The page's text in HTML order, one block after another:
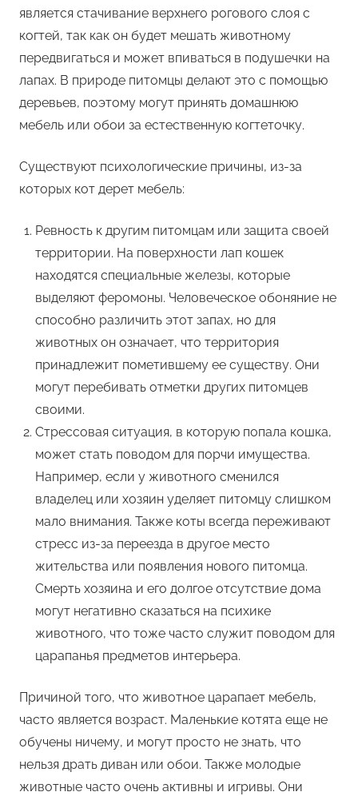
является стачивание верхнего рогового слоя с
когтей, так как он будет мешать животному
передвигаться и может впиваться в подушечки на
лапах. В природе питомцы делают это с помощью
деревьев, поэтому могут принять домашнюю
мебель или обои за естественную когтеточку.
Существуют психологические причины, из-за
которых кот дерет мебель:
Ревность к другим питомцам или защита своей
территории. На поверхности лап кошек
находятся специальные железы, которые
выделяют феромоны. Человеческое обоняние не
способно различить этот запах, но для
животных он означает, что территория
принадлежит пометившему ее существу. Они
могут перебивать отметки других питомцев
своими.
Стрессовая ситуация, в которую попала кошка,
может стать поводом для порчи имущества.
Например, если у животного сменился
владелец или хозяин уделяет питомцу слишком
мало внимания. Также коты всегда переживают
стресс из-за переезда в другое место
жительства или появления нового питомца.
Смерть хозяина и его долгое отсутствие дома
могут негативно сказаться на психике
животного, что тоже часто служит поводом для
царапанья предметов интерьера.
Причиной того, что животное царапает мебель,
часто является возраст. Маленькие котята еще не
обучены ничему, и могут просто не знать, что
нельзя драть диван или обои. Также молодые
животные часто очень активны и игривы. Они